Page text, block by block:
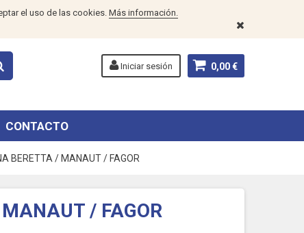
el uso de las cookies. Más información.
0,00 €
Iniciar sesión
CONTACTO
BERETTA / MANAUT / FAGOR
/ FAGOR